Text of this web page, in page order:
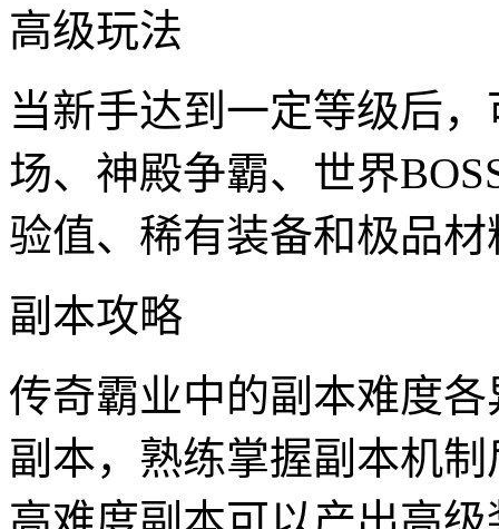
高级玩法
当新手达到一定等级后
场、神殿争霸、世界
验值、稀有装备和极品材
副本攻略
传奇霸业中的副本难度
副本，熟练掌握副本机